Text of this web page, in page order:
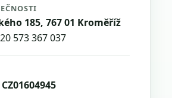
185, 767 01 Kroměříž
573 367 037